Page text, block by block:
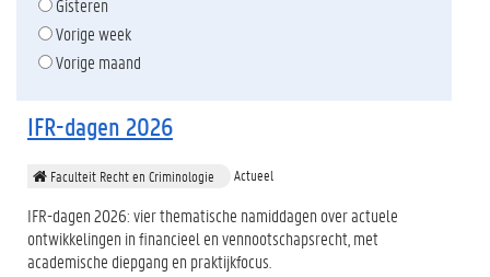
Gisteren
Vorige week
Vorige maand
IFR-dagen 2026
Faculteit Recht en Criminologie Actueel
IFR-dagen 2026: vier thematische namiddagen over actuele
ontwikkelingen in financieel en vennootschapsrecht, met
academische diepgang en praktijkfocus.